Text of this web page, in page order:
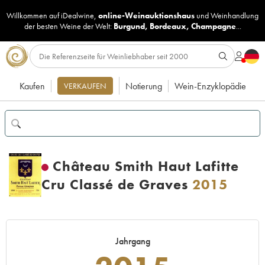
Willkommen auf iDealwine, online-Weinauktionshaus undWeinhandlung
der besten Weine der Welt: Burgund, Bordeaux, Champagne...
Kaufen VERKAUFEN Notierung Wein-Enzyklopädie
Château Smith Haut Lafitte
Cru Classé de Graves 2015
Jahrgang